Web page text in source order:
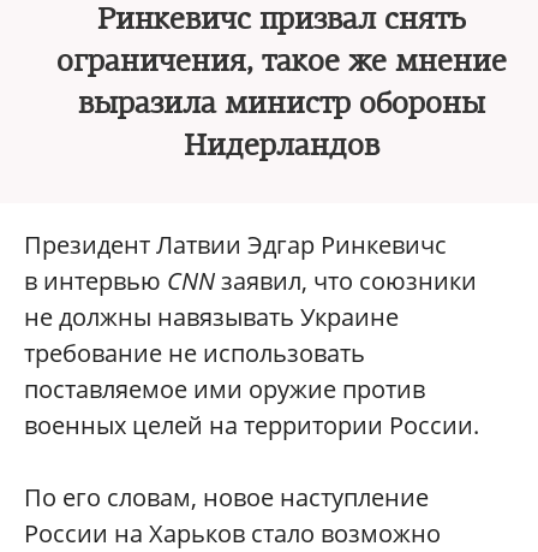
Ринкевичс призвал снять
ограничения, такое же мнение
выразила министр обороны
Нидерландов
Президент Латвии Эдгар Ринкевичс
в интервью CNNзаявил, что союзники
не должны навязывать Украине
требование не использовать
поставляемое ими оружие против
военных целей на территории России.
По его словам, новое наступление
России на Харьков стало возможно